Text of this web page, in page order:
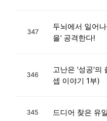
347
두뇌에서 일어
을' 공격한다!
346
고난은 '성공'의
셉 이야기 1부)
345 드디어 찾은 유